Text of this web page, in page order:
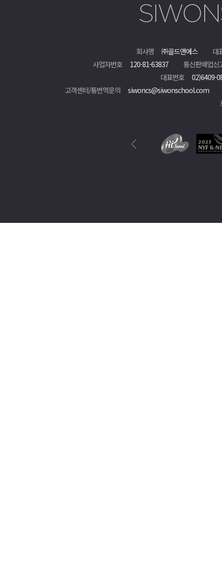
회사명 ㈜골드앤에스
대
사업자번호
120-81-63837
통신판매업신
대표번호
02)6409-
고객센터/통번역문의
siwoncs@siwonschool.com